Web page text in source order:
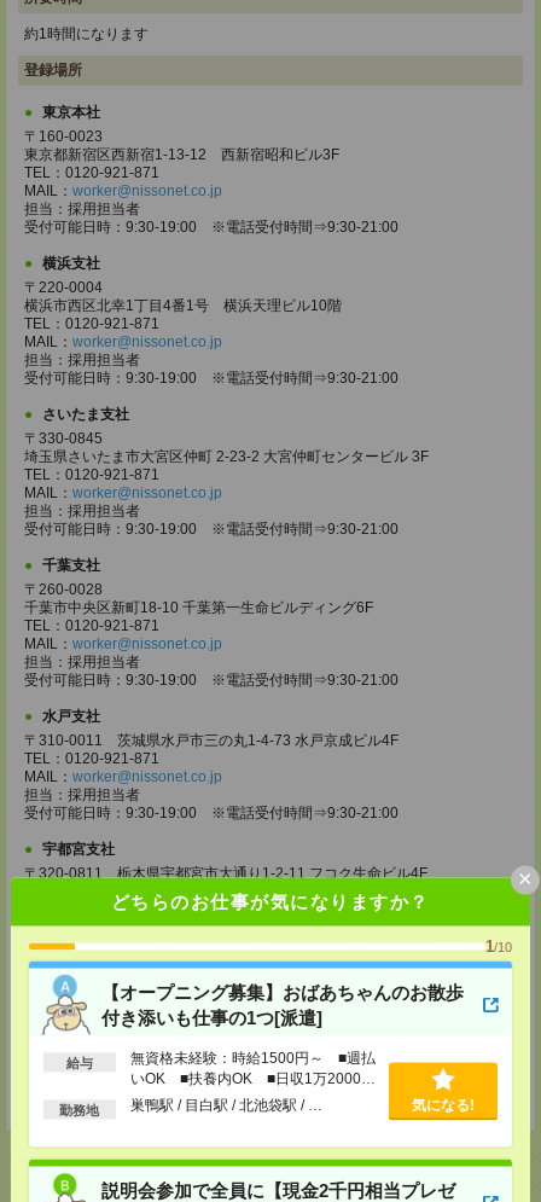
どちらのお仕事が気になりますか？
1/10
【オープニング募集】おばあちゃんのお散歩
付き添いも仕事の1つ[派遣]
給与
無資格未経験：時給1500円～ ■週払
いOK ■扶養内OK ■日収1万2000円
以上
勤務地 巣鴨駅 / 目白駅 / 北池袋駅 / … 気になる!
説明会参加で全員に【現金2千円相当プレゼ
×
約1時間になります
登録場所
東京本社
〒160-0023
東京都新宿区西新宿1-13-12 西新宿昭和ビル3F
TEL：0120-921-871
MAIL： worker@nissonet.co.jp
担当：採用担当者
受付可能日時：9:30-19:00 ※電話受付時間⇒9:30-21:00
横浜支社
〒220-0004
横浜市西区北幸1丁目4番1号 横浜天理ビル10階
TEL：0120-921-871
MAIL： worker@nissonet.co.jp
担当：採用担当者
受付可能日時：9:30-19:00 ※電話受付時間⇒9:30-21:00
さいたま支社
〒330-0845
埼玉県さいたま市大宮区仲町 2-23-2 大宮仲町センタービル 3F
TEL：0120-921-871
MAIL： worker@nissonet.co.jp
担当：採用担当者
受付可能日時：9:30-19:00 ※電話受付時間⇒9:30-21:00
千葉支社
〒260-0028
千葉市中央区新町18-10 千葉第一生命ビルディング6F
TEL：0120-921-871
MAIL： worker@nissonet.co.jp
担当：採用担当者
受付可能日時：9:30-19:00 ※電話受付時間⇒9:30-21:00
水戸支社
〒310-0011 茨城県水戸市三の丸1-4-73 水戸京成ビル4F
TEL：0120-921-871
MAIL： worker@nissonet.co.jp
担当：採用担当者
受付可能日時：9:30-19:00 ※電話受付時間⇒9:30-21:00
宇都宮支社
〒320-0811 栃木県宇都宮市大通り1-2-11 フコク生命ビル4F
TEL：0120-921-871
worker@nissonet.co.jp
担当：採用担当者
受付可能日時：9:30-19:00 ※電話受付時間⇒9:30-21:00
高崎支社
埼玉県さいたま市大宮区仲町2-23-2 大宮仲町センタービル3F（さいたま
支社内）
MAIL：worker@nissonet.co.jp
担当：採用担当者
受付可能日時：9:30-19:00 ※電話受付時間⇒9:30-21:00